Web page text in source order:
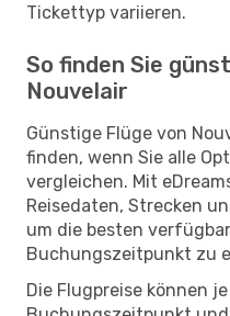
Tickettyp variieren.
So finden Sie
Nouvelair
Günstige Flüge von
finden, wenn Sie alle
vergleichen. Mit
Reisedaten, Strecken
um die besten
Buchungszeitpunkt zu
Die Flugpreise können